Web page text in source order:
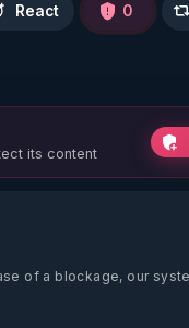
React 0
its content
of a blockage, our